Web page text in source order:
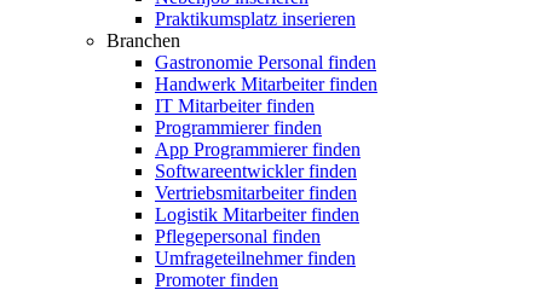
Praktikumsplatz inserieren
Branchen
Gastronomie Personal finden
Handwerk Mitarbeiter finden
IT Mitarbeiter finden
Programmierer finden
App Programmierer finden
Softwareentwickler finden
Vertriebsmitarbeiter finden
Logistik Mitarbeiter finden
Pflegepersonal finden
Umfrageteilnehmer finden
Promoter finden